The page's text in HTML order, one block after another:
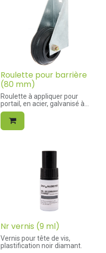
Roulette pour barrière
(80 mm)
Roulette à appliquer pour
portail, en acier, galvanisé à
chaud.
Roulette en caoutchouc de
80mm de diamètre.
Nr vernis (9 ml)
Vernis pour tête de vis,
plastification noir diamant.